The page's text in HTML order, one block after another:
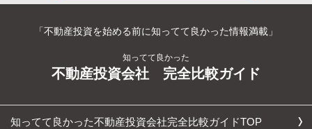
「不動産投資を始める前に知ってて良かった情報満載」
知ってて良かった
不動産投資会社 完全比較ガイド
知ってて良かった不動産投資会社完全比較ガイドTOP